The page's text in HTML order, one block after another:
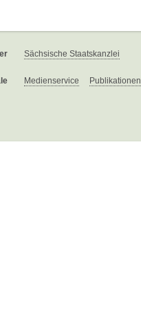
Sächsische Staatskanzlei
Medienservice Publikationen